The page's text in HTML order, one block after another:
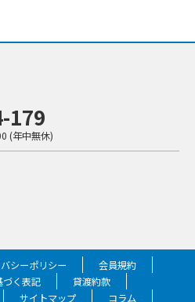
179
(年中無休)
シーポリシー
会員規約
づく表記
貸渡約款
サイトマップ コラム